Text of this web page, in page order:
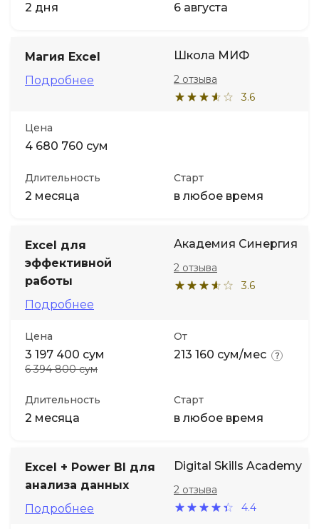
2 дня 6 августа
Магия Excel
Подробнее
Школа МИФ
3.6
2 отзыва
Цена
4 680 760 сум
Длительность
2 месяца
Старт
в любое время
Excel для
эффективной
работы
Подробнее
Академия Синергия
3.6
2 отзыва
Цена
3 197 400 сум
6 394 800 сум
От
213 160 сум/мес
Длительность
2 месяца
Старт
в любое время
Excel + Power BI для
анализа данных
Подробнее
Digital Skills Academy
4.4
2 отзыва